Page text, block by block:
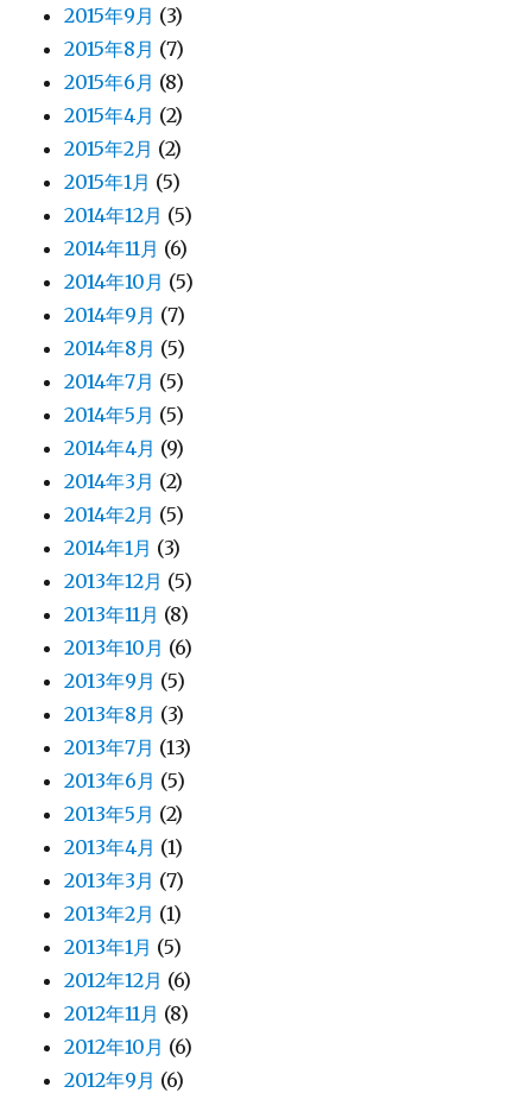
2015年9月 (3)
2015年8月 (7)
2015年6月 (8)
2015年4月 (2)
2015年2月 (2)
2015年1月 (5)
2014年12月 (5)
2014年11月 (6)
2014年10月 (5)
2014年9月 (7)
2014年8月 (5)
2014年7月 (5)
2014年5月 (5)
2014年4月 (9)
2014年3月 (2)
2014年2月 (5)
2014年1月 (3)
2013年12月 (5)
2013年11月 (8)
2013年10月 (6)
2013年9月 (5)
2013年8月 (3)
2013年7月 (13)
2013年6月 (5)
2013年5月 (2)
2013年4月 (1)
2013年3月 (7)
2013年2月 (1)
2013年1月 (5)
2012年12月 (6)
2012年11月 (8)
2012年10月 (6)
2012年9月 (6)